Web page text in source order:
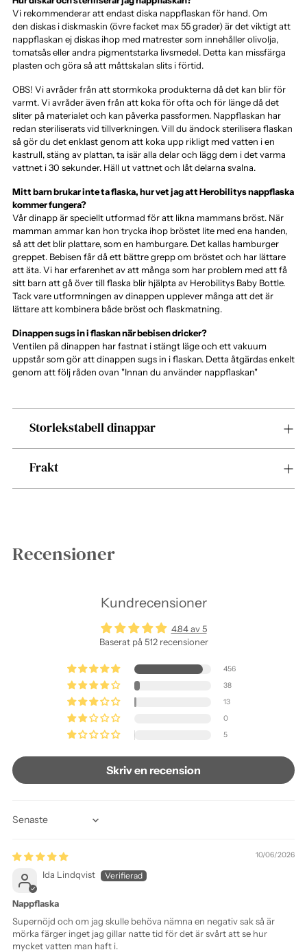
Vi rekommenderar att endast diska nappflaskan för hand. Om
den diskas i diskmaskin (övre facket max 55 grader) är det viktigt att
nappflaskan ej diskas ihop med matrester som innehåller olivolja,
tomatsås eller andra pigmentstarka livsmedel. Detta kan missfärga
plasten och göra så att måttskalan slits i förtid.
OBS! Vi avråder från att stormkoka produkterna då det kan blir för
varmt. Vi avråder även från att koka för ofta och för länge då det
sliter på materialet och kan påverka passformen. Nappflaskan har
redan steriliserats vid tillverkningen. Vill du ändock sterilisera flaskan
så gör du det enklast genom att koka upp rikligt med vatten i en
kastrull, stäng av plattan, ta isär alla delar och lägg dem i det varma
vattnet i 30 sekunder. Häll ut vattnet och låt delarna svalna.
Mitt barn brukar inte ta flaska, hur vet jag att Herobilitys nappflaska
kommer fungera?
Vår dinapp är speciellt utformad för att likna mammans bröst. När
mamman ammar kan hon trycka ihop bröstet lite med ena handen,
så att det blir plattare, som en hamburgare. Det kallas hamburger
greppet. Bebisen får då ett bättre grepp om bröstet och har lättare
att äta. Vi har erfarenhet av att många som har problem med att få
sitt barn att gå över till flaska blir hjälpta av Herobilitys Baby Bottle.
Tack vare utformningen av dinappen upplever många att det är
lättare att kombinera både bröst och flaskmatning.
Dinappen sugs in i flaskan när bebisen dricker?
Ventilen på dinappen har fastnat i stängt läge och ett vakuum
uppstår som gör att dinappen sugs in i flaskan. Detta åtgärdas enkelt
genom att följ råden ovan "Innan du använder nappflaskan"
Storlekstabell dinappar
Frakt
Recensioner
Kundrecensioner
4.84 av 5
Baserat på 512 recensioner
456
38
13
0
5
Skriv en recension
Sort by
10/06/2026
Ida Lindqvist
Nappflaska
Supernöjd och om jag skulle behöva nämna en negativ sak så är
mörka färger inget jag gillar natte tid för det är svårt att se hur
mycket vatten man haft i.